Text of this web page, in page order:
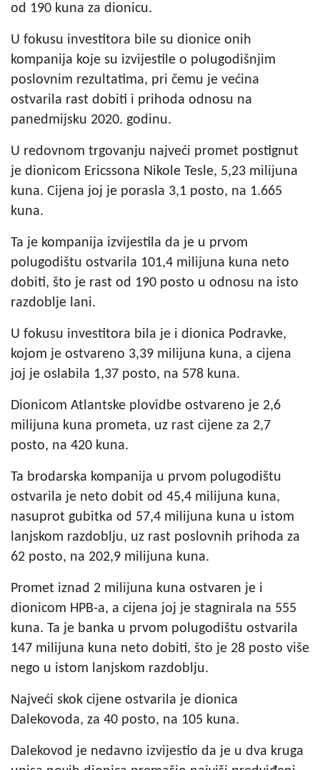
od 190 kuna za dionicu.
U fokusu investitora bile su dionice onih
kompanija koje su izvijestile o polugodišnjim
poslovnim rezultatima, pri čemu je većina
ostvarila rast dobiti i prihoda odnosu na
panedmijsku 2020. godinu.
U redovnom trgovanju najveći promet postignut
je dionicom Ericssona Nikole Tesle, 5,23 milijuna
kuna. Cijena joj je porasla 3,1 posto, na 1.665
kuna.
Ta je kompanija izvijestila da je u prvom
polugodištu ostvarila 101,4 milijuna kuna neto
dobiti, što je rast od 190 posto u odnosu na isto
razdoblje lani.
U fokusu investitora bila je i dionica Podravke,
kojom je ostvareno 3,39 milijuna kuna, a cijena
joj je oslabila 1,37 posto, na 578 kuna.
Dionicom Atlantske plovidbe ostvareno je 2,6
milijuna kuna prometa, uz rast cijene za 2,7
posto, na 420 kuna.
Ta brodarska kompanija u prvom polugodištu
ostvarila je neto dobit od 45,4 milijuna kuna,
nasuprot gubitka od 57,4 milijuna kuna u istom
lanjskom razdoblju, uz rast poslovnih prihoda za
62 posto, na 202,9 milijuna kuna.
Promet iznad 2 milijuna kuna ostvaren je i
dionicom HPB-a, a cijena joj je stagnirala na 555
kuna. Ta je banka u prvom polugodištu ostvarila
147 milijuna kuna neto dobiti, što je 28 posto više
nego u istom lanjskom razdoblju.
Najveći skok cijene ostvarila je dionica
Dalekovoda, za 40 posto, na 105 kuna.
Dalekovod je nedavno izvijestio da je u dva kruga